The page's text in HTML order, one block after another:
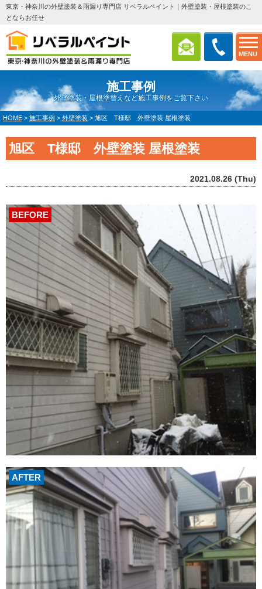
MENU
東京・神奈川の外壁塗装＆雨漏り専門店 リベラルペイント｜外壁塗装・屋根塗装のこ
とならお任せ
施工事例
外壁塗装・屋根塗替えなど施工事例をご覧下さい
HOME > 施工事例 > 外壁塗装 > 旭区 T様邸 外壁塗装 屋根塗装
旭区 T様邸 外壁塗装 屋根塗装
2021.08.26 (Thu)
AFTER
BEFORE